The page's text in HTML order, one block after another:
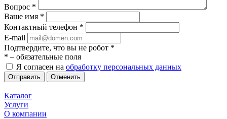
Вопрос *
Ваше имя *
Контактный телефон *
E-mail
Подтвердите, что вы не робот *
* – обязательные поля
Я согласен на обработку персональных данных
Отменить
Каталог
Услуги
О компании